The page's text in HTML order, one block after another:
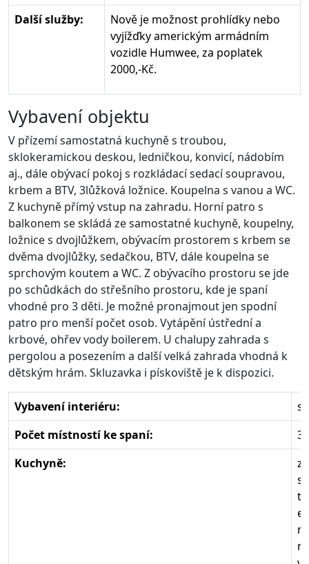
Další služby:
Nově je možnost prohlídky nebo
vyjížďky americkým armádním
vozidle Humwee, za poplatek
2000,-Kč.
Vybavení objektu
V přízemí samostatná kuchyně s troubou,
sklokeramickou deskou, ledničkou, konvicí, nádobím
aj., dále obývací pokoj s rozkládací sedací soupravou,
krbem a BTV, 3lůžková ložnice. Koupelna s vanou a WC.
Z kuchyně přímý vstup na zahradu. Horní patro s
balkonem se skládá ze samostatné kuchyně, koupelny,
ložnice s dvojlůžkem, obývacím prostorem s krbem se
dvěma dvojlůžky, sedačkou, BTV, dále koupelna se
sprchovým koutem a WC. Z obývacího prostoru se jde
po schůdkách do střešního prostoru, kde je spaní
vhodné pro 3 děti. Je možné pronajmout jen spodní
patro pro menší počet osob. Vytápění ústřední a
krbové, ohřev vody boilerem. U chalupy zahrada s
pergolou a posezením a další velká zahrada vhodná k
dětským hrám. Skluzavka i pískoviště je k dispozici.
Vybavení interiéru:
Počet místností ke spaní:
3
Kuchyně: